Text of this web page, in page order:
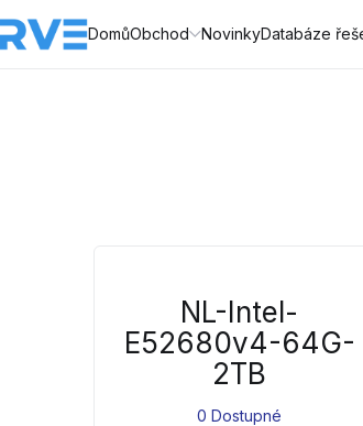
DomůObchod NovinkyDatabáze
NL-Intel-
E52680v4-64G-
2TB
0 Dostupné